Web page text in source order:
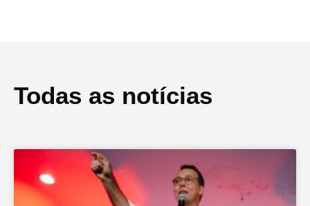
Todas as notícias